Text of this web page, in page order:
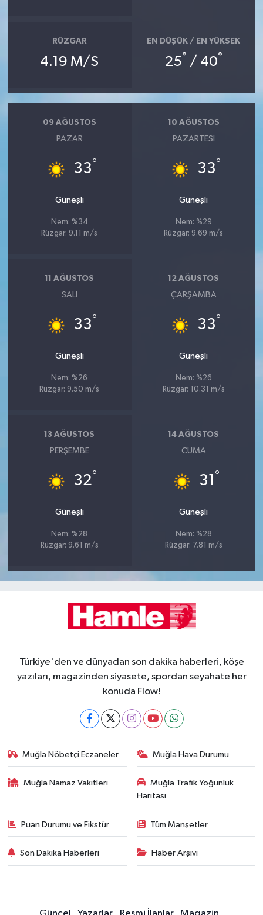
RÜZGAR
4.19 M/S
EN DÜŞÜK / EN YÜKSEK
25° / 40°
09 AĞUSTOS
PAZAR
33°
Güneşli
Nem: %34
Rüzgar: 9.11 m/s
10 AĞUSTOS
PAZARTESI
33°
Güneşli
Nem: %29
Rüzgar: 9.69 m/s
11 AĞUSTOS
SALI
33°
Güneşli
Nem: %26
Rüzgar: 9.50 m/s
12 AĞUSTOS
ÇARŞAMBA
33°
Güneşli
Nem: %26
Rüzgar: 10.31 m/s
13 AĞUSTOS
PERŞEMBE
32°
Güneşli
Nem: %28
Rüzgar: 9.61 m/s
14 AĞUSTOS
CUMA
31 °
Güneşli
Nem: %28
Rüzgar: 7.81 m/s
Türkiye'den ve dünyadan son dakika haberleri, köşe
yazıları, magazinden siyasete, spordan seyahate her
konuda Flow!
Muğla Nöbetçi Eczaneler Muğla Hava Durumu
Muğla Namaz Vakitleri
Muğla Trafik Yoğunluk
Haritası
Puan Durumu ve Fikstür Tüm Manşetler
Son Dakika Haberleri Haber Arşivi